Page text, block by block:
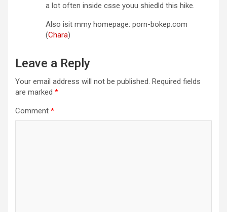
a lot often inside csse youu shiedld this hike.
Also isit mmy homepage: porn-bokep.com
(Chara)
Leave a Reply
Your email address will not be published. Required fields
are marked *
Comment *